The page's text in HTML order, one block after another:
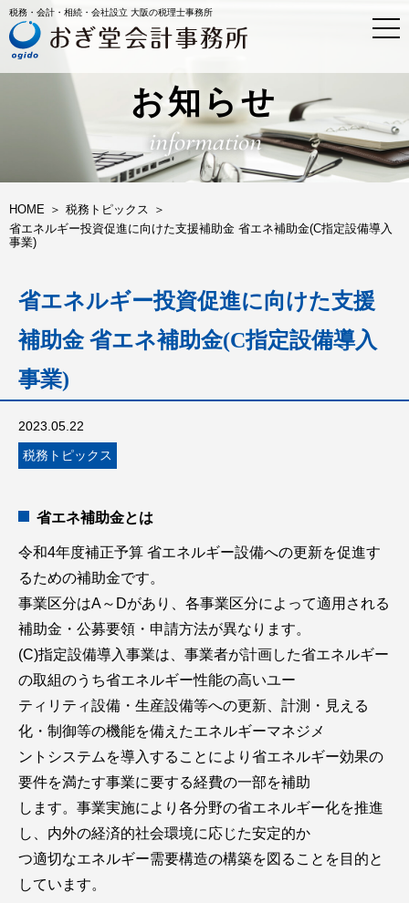
税務・会計・相続・会社設立 大阪の税理士事務所
t
o
g
n
a
v
i
t
お知らせ
information
HOME
税務トピックス
省エネルギー投資促進に向けた支援補助金 省エネ補助金(C指定設備導入
事業)
省エネルギー投資促進に向けた支援
補助金 省エネ補助金(C指定設備導入
事業)
2023.05.22
税務トピックス
省エネ補助金とは
令和4年度補正予算 省エネルギー設備への更新を促進す
るための補助金です。
事業区分はA～Dがあり、各事業区分によって適用される
補助金・公募要領・申請方法が異なります。
(C)指定設備導入事業は、事業者が計画した省エネルギー
の取組のうち省エネルギー性能の高いユー
ティリティ設備・生産設備等への更新、計測・見える
化・制御等の機能を備えたエネルギーマネジメ
ントシステムを導入することにより省エネルギー効果の
要件を満たす事業に要する経費の一部を補助
します。事業実施により各分野の省エネルギー化を推進
し、内外の経済的社会環境に応じた安定的か
つ適切なエネルギー需要構造の構築を図ることを目的と
しています。